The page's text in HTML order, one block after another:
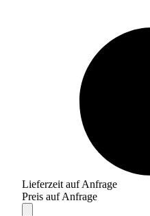
Lieferzeit auf Anfrage
Preis auf Anfrage